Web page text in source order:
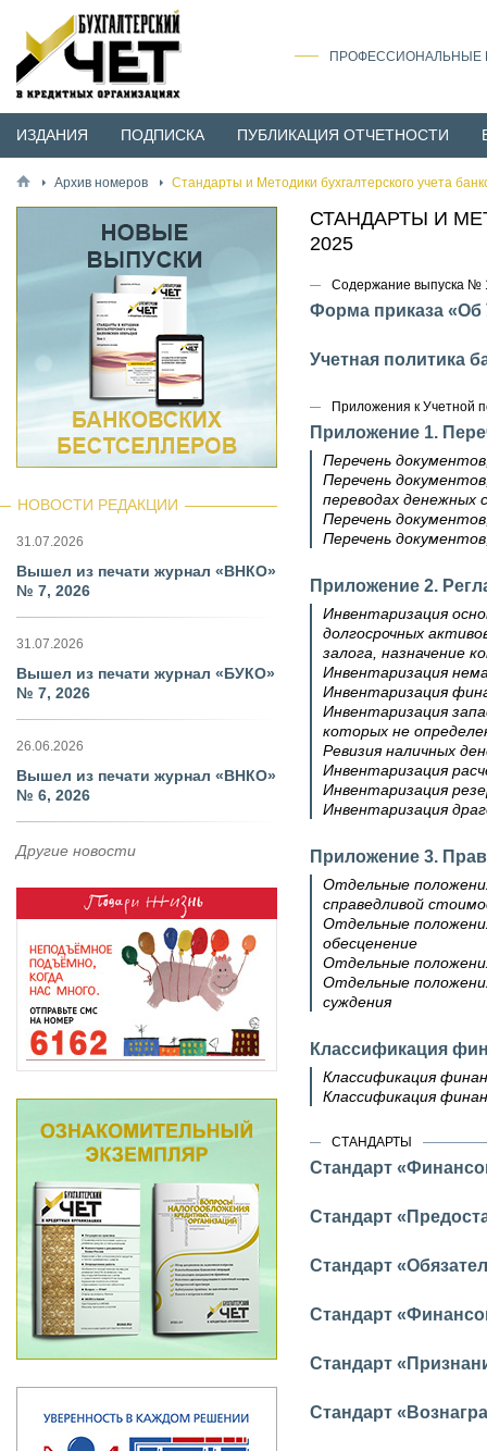
ПРОФЕССИОНАЛЬНЫЕ
ИЗДАНИЯ ПОДПИСКА ПУБЛИКАЦИЯ ОТЧЕТНОСТИ
Архив номеров Стандарты и Методики бухгалтерского учета
СТАНДАРТЫ И
2025
Содержание выпуска №
Форма приказа «Об
Учетная политика
Приложения к Учетной
Приложение 1.
Перечень
Перечень
переводах денежных
Перечень
Перечень
Приложение 2.
Инвентаризация
долгосрочных
залога, назначение
Инвентаризация
Инвентаризация
Инвентаризация
которых не
Ревизия наличных
Инвентаризация
Инвентаризация
Инвентаризация
Приложение 3.
Отдельные
справедливой
Отдельные
обесценение
Отдельные
Отдельные
суждения
Классификация
Классификация
Классификация
СТАНДАРТЫ
Стандарт
Стандарт
Стандарт
Стандарт
Стандарт
Стандарт
НОВОСТИ РЕДАКЦИИ
31.07.2026
Вышел из печати журнал «ВНКО»
№ 7, 2026
31.07.2026
Вышел из печати журнал «БУКО»
№ 7, 2026
26.06.2026
Вышел из печати журнал «ВНКО»
№ 6, 2026
Другие новости